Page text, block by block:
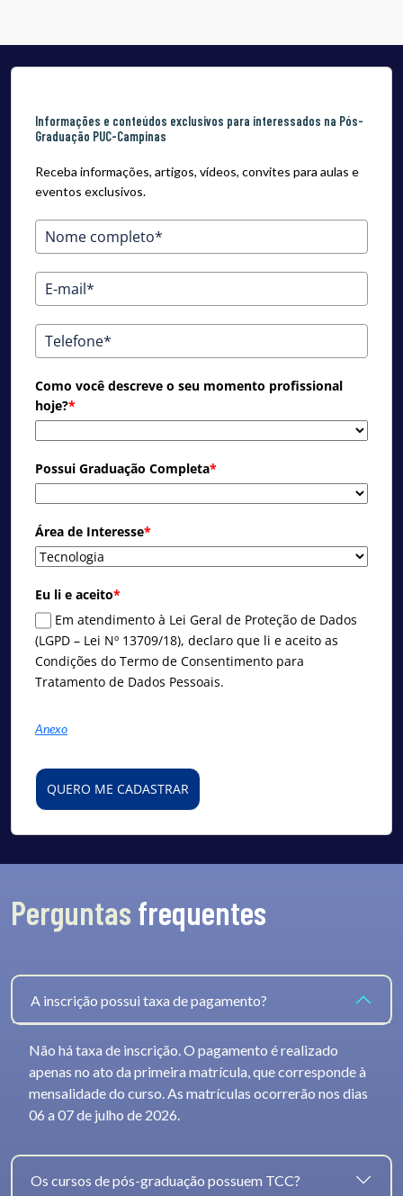
Informações e conteúdos exclusivos para interessados na Pós-
Graduação PUC-Campinas
Receba informações, artigos, vídeos, convites para aulas e
eventos exclusivos.
Como você descreve o seu momento profissional
hoje?*
Possui Graduação Completa*
Área de Interesse*
Eu li e aceito*
Em atendimento à Lei Geral de Proteção de Dados
(LGPD – Lei Nº 13709/18), declaro que li e aceito as
Condições do Termo de Consentimento para
Tratamento de Dados Pessoais.
Anexo
QUERO ME CADASTRAR
Perguntas frequentes
A inscrição possui taxa de pagamento?
Não há taxa de inscrição. O pagamento é realizado
apenas no ato da primeira matrícula, que corresponde à
mensalidade do curso. As matrículas ocorrerão nos dias
06 a 07 de julho de 2026.
Os cursos de pós-graduação possuem TCC?